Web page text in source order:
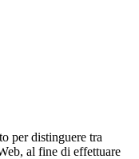
per distinguere tra
al fine di effettuare